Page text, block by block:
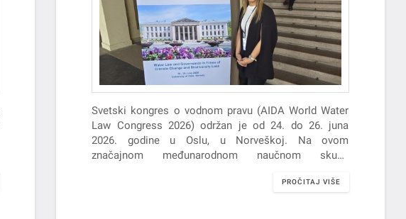
Svetski kongres o vodnom pravu (AIDA World Water
Law Congress 2026) održan je od 24. do 26. juna
2026. godine u Oslu, u Norveškoj. Na ovom
značajnom međunarodnom naučnom skupu
prorektorka i prodekanka za međunarodnu saradnju.
PROČITAJ VIŠE